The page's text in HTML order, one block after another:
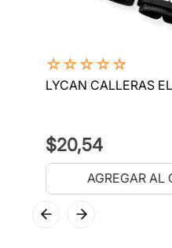
☆☆☆☆☆
LYCAN CALLERAS
$20,54
AGREGAR AL